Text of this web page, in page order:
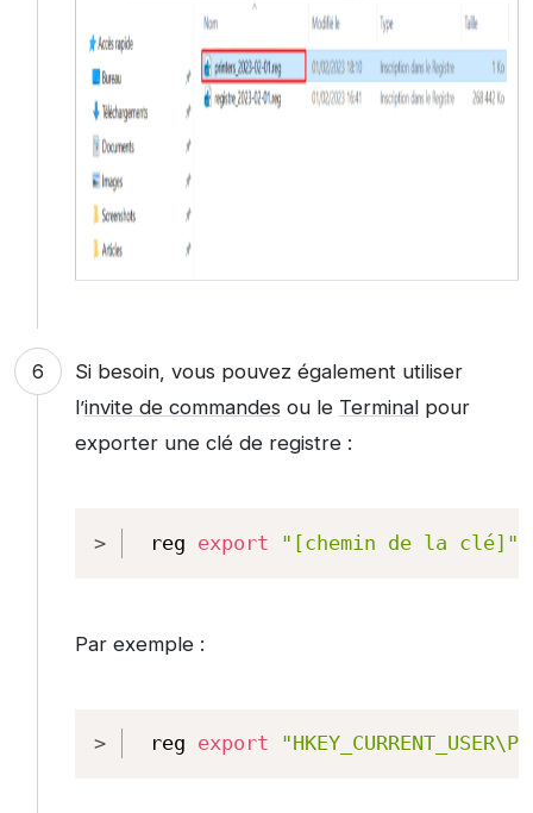
Si besoin, vous pouvez également utiliser
l’invite de commandes ou le Terminalpour
exporter une clé de registre :
reg export "[chemin de la clé]"
Copy
Par exemple :
reg export Copy